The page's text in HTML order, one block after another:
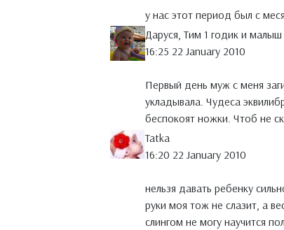
у нас этот период был с
Даруся, Тим 1 годик и малыш
16:25 22 January 2010
Первый день муж с меня
укладывала. Чудеса
беспокоят ножки. Чтоб не
Tatka
16:20 22 January 2010
нельзя давать ребенку
руки моя тож не слазит, а
слингом не могу научится